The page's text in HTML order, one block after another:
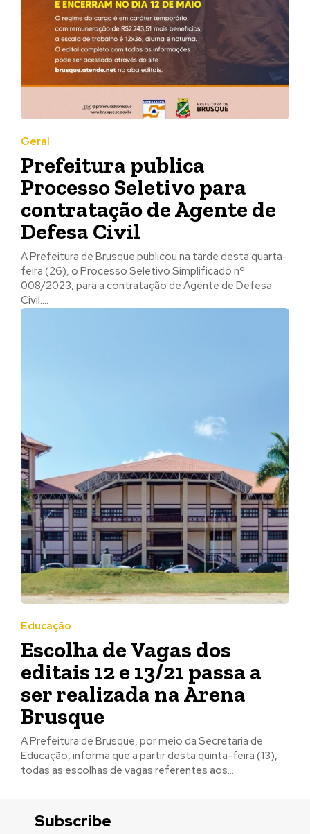
Geral
Prefeitura publica
Processo Seletivo para
contratação de Agente de
Defesa Civil
A Prefeitura de Brusque publicou na tarde desta quarta-
feira (26), o Processo Seletivo Simplificado nº
008/2023, para a contratação de Agente de Defesa
Civil....
Educação
Escolha de Vagas dos
editais 12 e 13/21 passa a
ser realizada na Arena
Brusque
A Prefeitura de Brusque, por meio da Secretaria de
Educação, informa que a partir desta quinta-feira (13),
todas as escolhas de vagas referentes aos...
Subscribe